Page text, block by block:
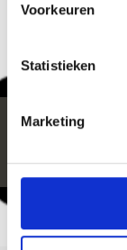
Voorkeuren
Statistieken
Marketing